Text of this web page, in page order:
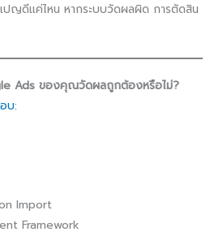
ปญดีแค่ไหน หากระบบวัดผลผิด การตัดสิน
Ads ของคุณวัดผลถูกต้องหรือไม่?
บ:
Import
Framework